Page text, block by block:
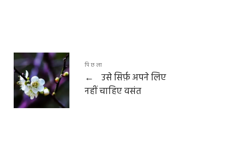
पिछला
←
उसे सिर्फ़ अपने लिए
नहीं चाहिए वसंत